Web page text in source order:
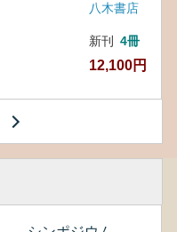
八木書店
新刊 4冊
12,100円